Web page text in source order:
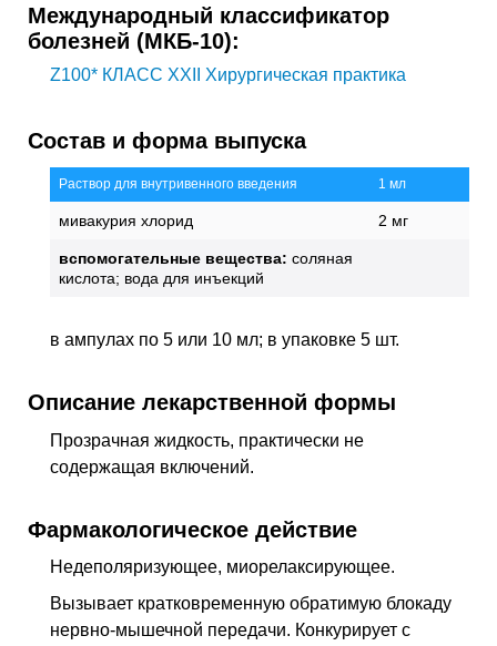
Международный классификатор
болезней (МКБ-10):
Z100* КЛАСС XXII Хирургическая практика
Состав и форма выпуска
Раствор для внутривенного введения 1 мл
мивакурия хлорид 2 мг
вспомогательные вещества: соляная
кислота; вода для инъекций
в ампулах по 5 или 10 мл; в упаковке 5 шт.
Описание лекарственной формы
Прозрачная жидкость, практически не
содержащая включений.
Фармакологическое действие
Недеполяризующее, миорелаксирующее.
Вызывает кратковременную обратимую блокаду
нервно-мышечной передачи. Конкурирует с